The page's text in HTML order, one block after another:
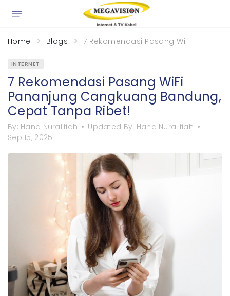
Home Blogs 7 Rekomendasi Pasang WiFi
INTERNET
7 Rekomendasi Pasang WiFi
Pananjung Cangkuang Bandung,
Cepat Tanpa Ribet!
By: Hana Nuralifiah Updated By: Hana Nuralifiah
Sep 15, 2025